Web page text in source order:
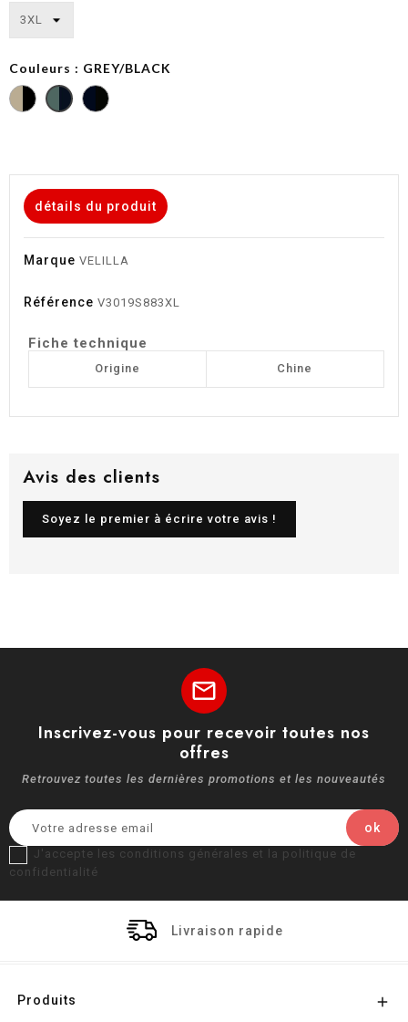
Couleurs : GREY/BLACK
détails du produit
Marque VELILLA
Référence V3019S883XL
Fiche technique
Origine Chine
Avis des clients
Soyez le premier à écrire votre avis !
mail
Inscrivez-vous pour recevoir toutes nos
offres
Retrouvez toutes les dernières promotions et les nouveautés
J'accepte les conditions générales et la politique de
confidentialité
Livraison rapide
Produits 